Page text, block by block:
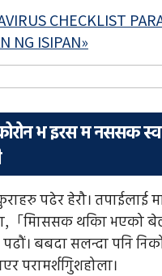
CHECKLIST
NG ISIPAN»
भ इरस म नससक
पढेर हेरौ। तपाईलाई
「मािससक थकाि भएको
बबदा सलन्दा पनि
परामर्शगिुशहोला।